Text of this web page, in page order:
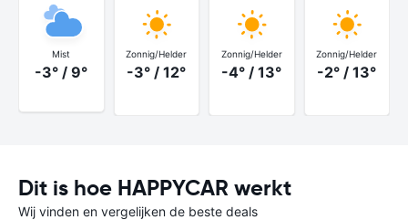
Mist
-3° / 9°
Zonnig/Helder
-3° / 12°
Zonnig/Helder
-4° / 13°
Zonnig/Helder
-2° / 13°
Dit is hoe HAPPYCAR werkt
Wij vinden en vergelijken de beste deals